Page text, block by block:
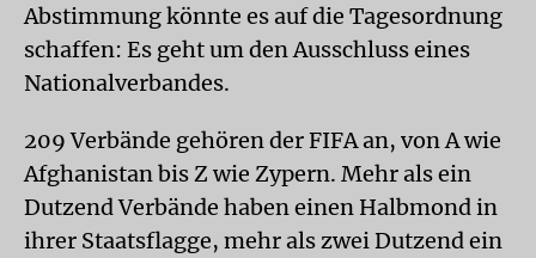
Abstimmung könnte es auf die Tagesordnung
schaffen: Es geht um den Ausschluss eines
Nationalverbandes.
209 Verbände gehören der FIFA an, von A wie
Afghanistan bis Z wie Zypern. Mehr als ein
Dutzend Verbände haben einen Halbmond in
ihrer Staatsflagge, mehr als zwei Dutzend ein